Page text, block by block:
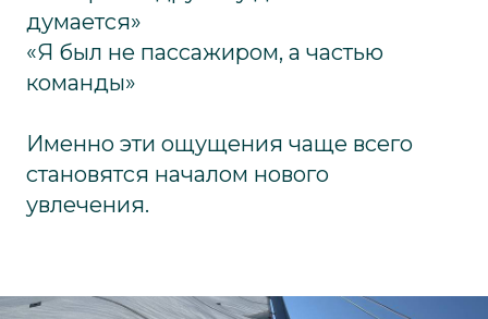
думается»
«Я был не пассажиром, а частью
команды»
Именно эти ощущения чаще всего
становятся началом нового
увлечения.